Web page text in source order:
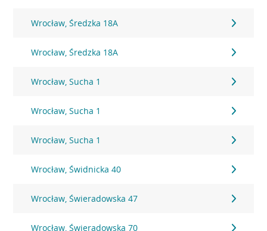
Wrocław, Średzka 18A
Wrocław, Średzka 18A
Wrocław, Sucha 1
Wrocław, Sucha 1
Wrocław, Sucha 1
Wrocław, Świdnicka 40
Wrocław, Świeradowska 47
Wrocław, Świeradowska 70